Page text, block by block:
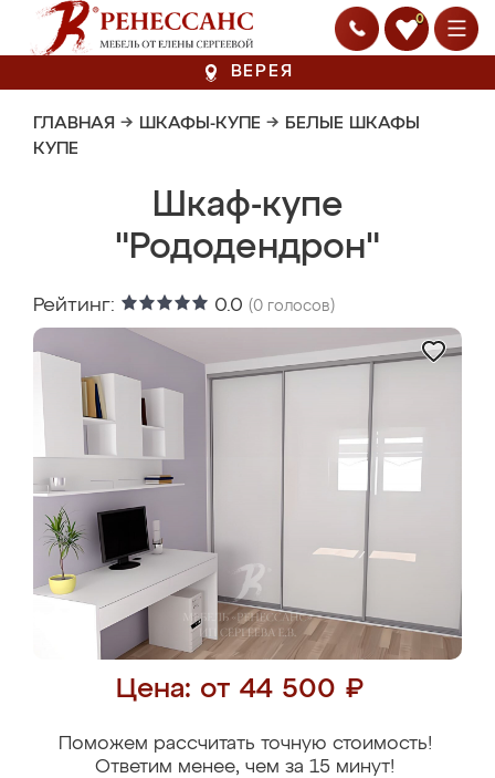
0
ВЕРЕЯ
ГЛАВНАЯ → ШКАФЫ-КУПЕ → БЕЛЫЕ ШКАФЫ
КУПЕ
Шкаф-купе
"Рододендрон"
Рейтинг: 0.0 (0 голосов)
Цена: от 44 500 ₽
Поможем рассчитать точную стоимость!
Ответим менее, чем за 15 минут!